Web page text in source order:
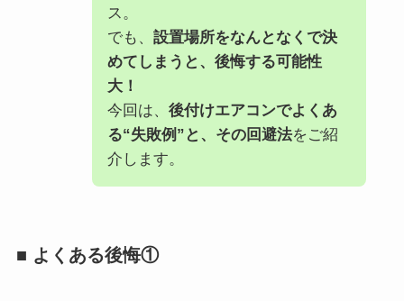
ス。
でも、 設置場所をなんとなくで決
めてしまうと、後悔する可能性
大！
今回は、 後付けエアコンでよくあ
る“失敗例”と、その回避法をご紹
介します。
■ よくある後悔①